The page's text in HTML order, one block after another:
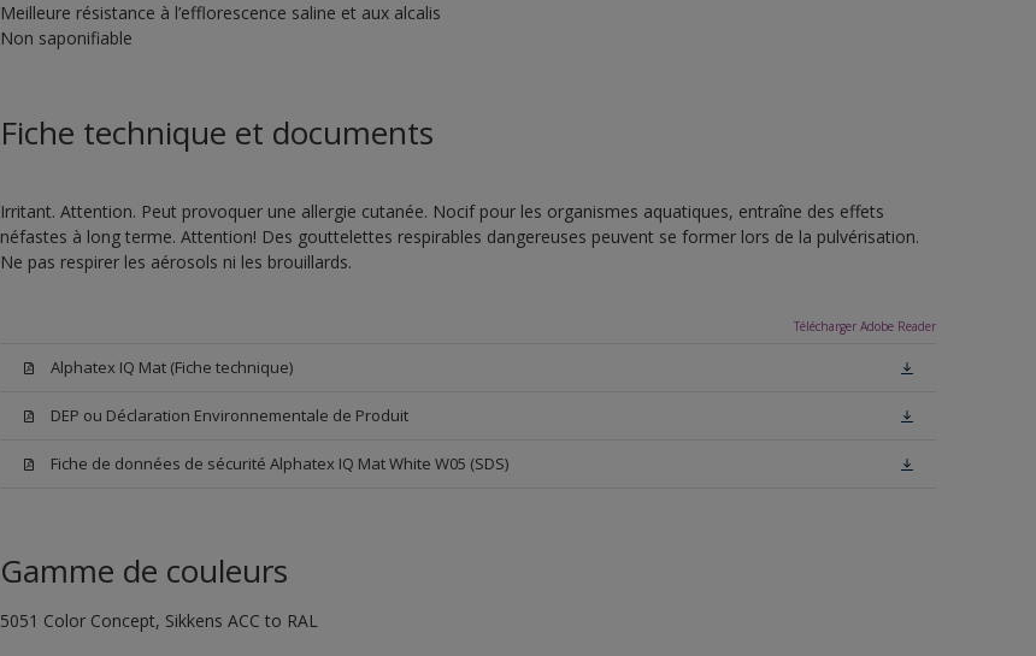
Meilleure résistance à l’efflorescence saline et aux alcalis
Non saponifiable
Fiche technique et documents
Irritant. Attention. Peut provoquer une allergie cutanée. Nocif pour les organismes aquatiques, entraîne des effets
néfastes à long terme. Attention! Des gouttelettes respirables dangereuses peuvent se former lors de la pulvérisation.
Ne pas respirer les aérosols ni les brouillards.
Télécharger Adobe Reader
Alphatex IQ Mat (Fiche technique)
DEP ou Déclaration Environnementale de Produit
Fiche de données de sécurité Alphatex IQ Mat White W05 (SDS)
Gamme de couleurs
5051 Color Concept, Sikkens ACC to RAL